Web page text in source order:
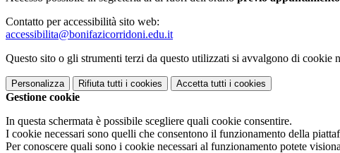
Contatto per accessibilità sito web:
accessibilita@bonifazicorridoni.edu.it
Questo sito o gli strumenti terzi da questo utilizzati si avvalgono di cookie
Personalizza Rifiuta tutti i cookies Accetta tutti i cookies
Gestione cookie
In questa schermata è possibile scegliere quali cookie consentire.
I cookie necessari sono quelli che consentono il funzionamento della
Per conoscere quali sono i cookie necessari al funzionamento potete